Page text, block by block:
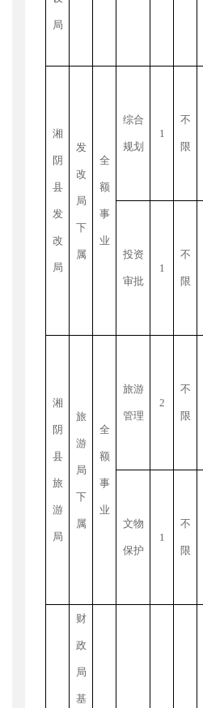
局
湘
阴
县
发
改
局
发
改
局
下
属
全
额
事
业
综合
规划
1
不
限
投资
审批
1
不
限
湘
阴
县
旅
游
局
旅
游
局
下
属
全
额
事
业
旅游
管理
2
不
限
文物
保护
1
不
限
财
政
局
基